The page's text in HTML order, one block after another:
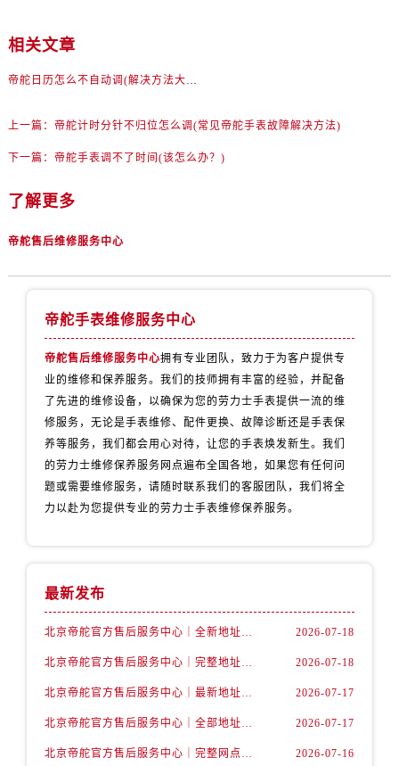
相关文章
帝舵日历怎么不自动调(解决方法大揭秘)
上一篇： 帝舵计时分针不归位怎么调(常见帝舵手表故障解决方法)
下一篇： 帝舵手表调不了时间(该怎么办？)
了解更多
帝舵售后维修服务中心
帝舵手表维修服务中心
帝舵售后维修服务中心拥有专业团队，致力于为客户提供专
业的维修和保养服务。我们的技师拥有丰富的经验，并配备
了先进的维修设备，以确保为您的劳力士手表提供一流的维
修服务，无论是手表维修、配件更换、故障诊断还是手表保
养等服务，我们都会用心对待，让您的手表焕发新生。我们
的劳力士维修保养服务网点遍布全国各地，如果您有任何问
题或需要维修服务，请随时联系我们的客服团队，我们将全
力以赴为您提供专业的劳力士手表维修保养服务。
最新发布
北京帝舵官方售后服务中心｜全新地址及售后电话权威信息公示（2026年7月最新） 2026-07-18
北京帝舵官方售后服务中心｜完整地址及服务热线权威信息公示（2026年7月最新） 2026-07-18
北京帝舵官方售后服务中心｜最新地址与官方维修热线权威信息公示（2026年7月最新） 2026-07-17
北京帝舵官方售后服务中心｜全部地址与售后热线电话权威信息公示（2026年7月最新） 2026-07-17
北京帝舵官方售后服务中心｜完整网点地址及官方热线权威信息公示（2026年7月最新） 2026-07-16